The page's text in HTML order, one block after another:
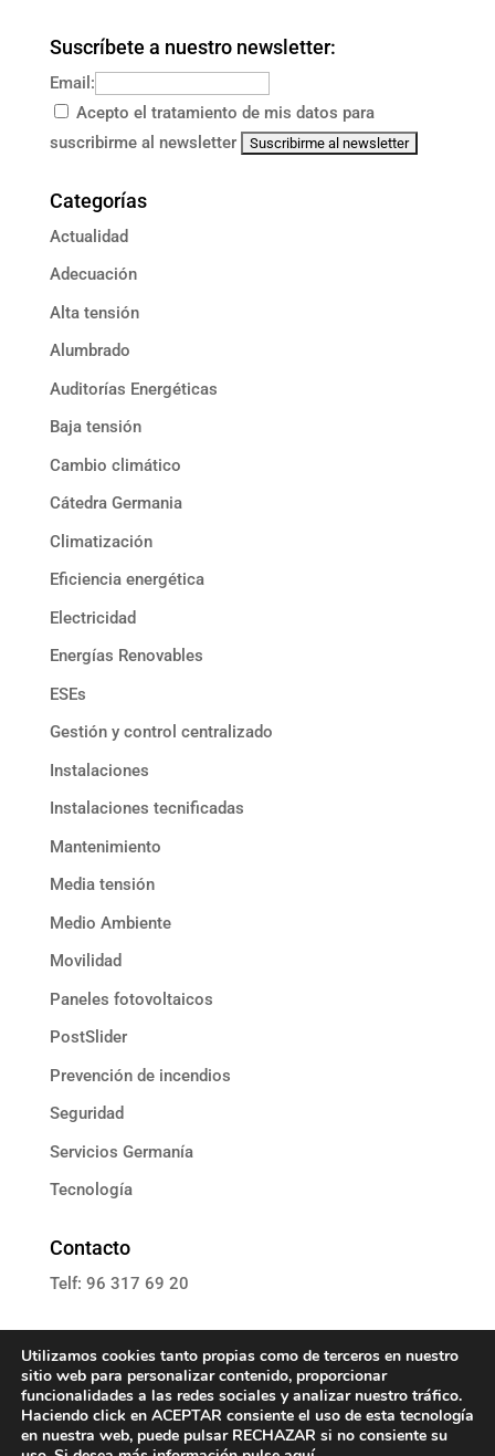
Suscríbete a nuestro newsletter:
Email:
Acepto el tratamiento de mis datos para
suscribirme al newsletter
Categorías
Actualidad
Adecuación
Alta tensión
Alumbrado
Auditorías Energéticas
Baja tensión
Cambio climático
Cátedra Germania
Climatización
Eficiencia energética
Electricidad
Energías Renovables
ESEs
Gestión y control centralizado
Instalaciones
Instalaciones tecnificadas
Mantenimiento
Media tensión
Medio Ambiente
Movilidad
Paneles fotovoltaicos
PostSlider
Prevención de incendios
Seguridad
Servicios Germanía
Tecnología
Contacto
Telf: 96 317 69 20
E: informacion@grupoassista.com
Política de cookies
Utilizamos cookies tanto propias como de terceros en nuestro
sitio web para personalizar contenido, proporcionar
funcionalidades a las redes sociales y analizar nuestro tráfico.
Haciendo click en ACEPTAR consiente el uso de esta tecnología
en nuestra web, puede pulsar RECHAZAR si no consiente su